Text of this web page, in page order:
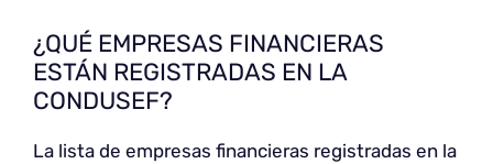
¿QUÉ EMPRESAS FINANCIERAS
ESTÁN REGISTRADAS EN LA
CONDUSEF?
La lista de empresas financieras registradas en la